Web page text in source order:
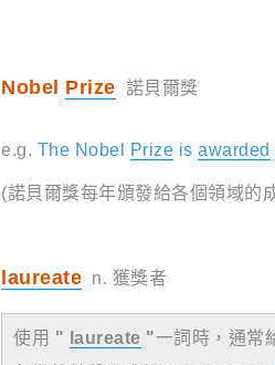
Nobel Prize 諾貝爾獎
e.g. The Nobel Prize is awarded
(諾貝爾獎每年頒發給各個領域的
laureate n. 獲獎者
使用 " laureate "一詞時，通常